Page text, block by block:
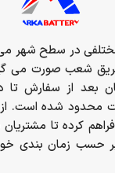
مختلفی در سطح شهر
شعب صورت می
از سفارش تا
محدود شده است.
کرده تا مشتریان
بر حسب زمان بندی